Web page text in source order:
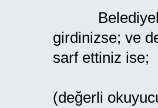
girdinizse; ve
sarf ettiniz ise;
(değerli